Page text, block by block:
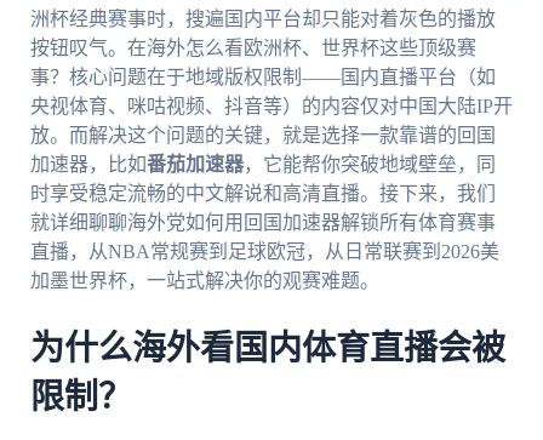
洲杯经典赛事时，搜遍国内平台却只能对着灰色的播放
按钮叹气。在海外怎么看欧洲杯、世界杯这些顶级赛
事？核心问题在于地域版权限制——国内直播平台（如
央视体育、咪咕视频、抖音等）的内容仅对中国大陆IP开
放。而解决这个问题的关键，就是选择一款靠谱的回国
加速器，比如番茄加速器，它能帮你突破地域壁垒，同
时享受稳定流畅的中文解说和高清直播。接下来，我们
就详细聊聊海外党如何用回国加速器解锁所有体育赛事
直播，从NBA常规赛到足球欧冠，从日常联赛到2026美
加墨世界杯，一站式解决你的观赛难题。
为什么海外看国内体育直播会被
限制？